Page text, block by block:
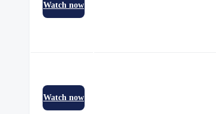
Watch now
Watch now